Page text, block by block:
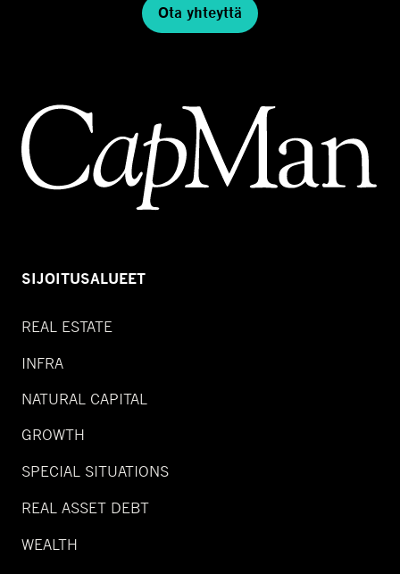
Ota yhteyttä
SIJOITUSALUEET
REAL ESTATE
INFRA
NATURAL CAPITAL
GROWTH
SPECIAL SITUATIONS
REAL ASSET DEBT
WEALTH